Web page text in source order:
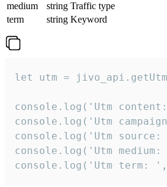
medium
string Traffic type
term
string Keyword
let utm =
console.log('Utm
console.log('Utm
console.log('Utm
console.log('Utm
console.log('Utm term: